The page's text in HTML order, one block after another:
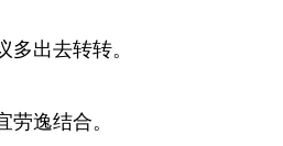
出去转转。
逸结合。